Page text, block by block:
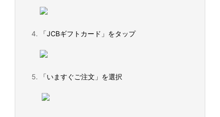
「JCBギフトカード」をタップ
「いますぐご注文」を選択